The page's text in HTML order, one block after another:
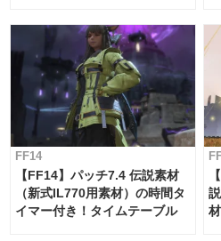
FF14
【FF14】パッチ7.4 伝説素材
（新式IL770用素材）の時間タ
イマー付き！タイムテーブル